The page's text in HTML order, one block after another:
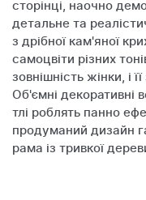
сторінці, наочно
детальне та
з дрібної кам'яної
самоцвіти різних
зовнішність жінки, і
Об'ємні декоративні
тлі роблять панно
продуманий дизайн
рама із тривкої